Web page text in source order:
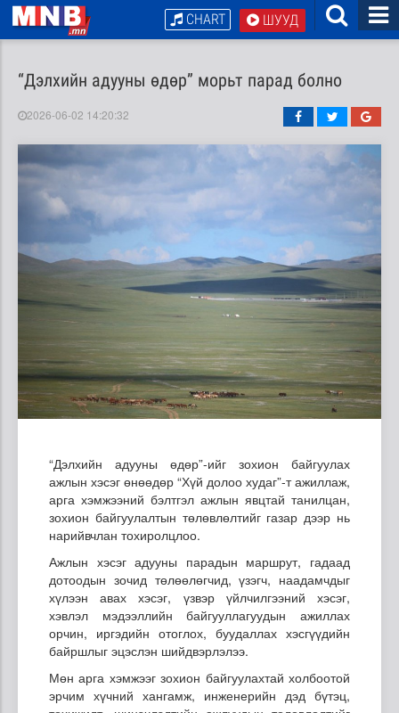
ШУУД
CHART
“Дэлхийн адууны өдөр” морьт парад болно
2026-06-02 14:20:32
“Дэлхийн адууны өдөр”-ийг зохион байгуулах
ажлын хэсэг өнөөдөр “Хүй долоо худаг”-т ажиллаж,
арга хэмжээний бэлтгэл ажлын явцтай танилцан,
зохион байгуулалтын төлөвлөлтийг газар дээр нь
нарийвчлан тохиролцлоо.
Ажлын хэсэг адууны парадын маршрут, гадаад
дотоодын зочид төлөөлөгчид, үзэгч, наадамчдыг
хүлээн авах хэсэг, үзвэр үйлчилгээний хэсэг,
хэвлэл мэдээллийн байгууллагуудын ажиллах
орчин, иргэдийн отоглох, буудаллах хэсгүүдийн
байршлыг эцэслэн шийдвэрлэлээ.
Мөн арга хэмжээг зохион байгуулахтай холбоотой
эрчим хүчний хангамж, инженерийн дэд бүтэц,